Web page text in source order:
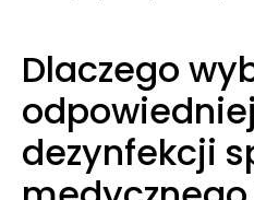
Dlaczego
dezynfekcji